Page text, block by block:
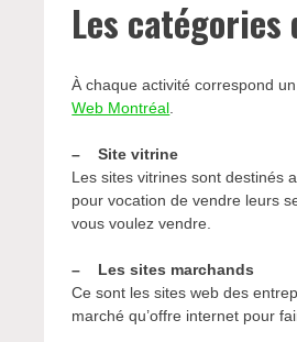
Les catégories
À chaque activité correspond
Web Montréal
– Site vitrine
Les sites vitrines sont destinés
pour vocation de vendre leurs
vous voulez vendre.
– Les sites marchands
Ce sont les sites web des
marché qu’offre internet pour